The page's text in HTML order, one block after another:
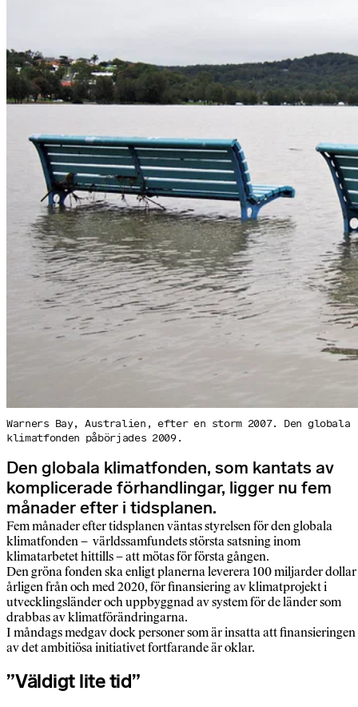
Warners Bay, Australien, efter en storm 2007. Den globala
klimatfonden påbörjades 2009.
Den globala klimatfonden, som kantats av
komplicerade förhandlingar, ligger nu fem
månader efter i tidsplanen.
Fem månader efter tidsplanen väntas styrelsen för den globala
klimatfonden – världssamfundets största satsning inom
klimatarbetet hittills – att mötas för första gången.
Den gröna fonden ska enligt planerna leverera 100 miljarder dollar
årligen från och med 2020, för finansiering av klimatprojekt i
utvecklingsländer och uppbyggnad av system för de länder som
drabbas av klimatförändringarna.
I måndags medgav dock personer som är insatta att finansieringen
av det ambitiösa initiativet fortfarande är oklar.
”Väldigt lite tid”